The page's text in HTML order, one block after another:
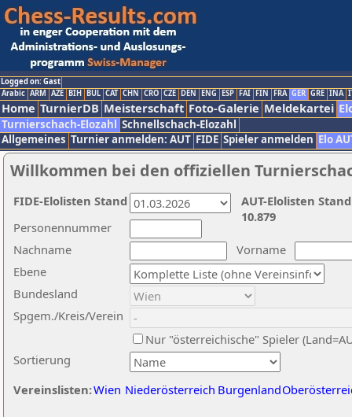
Logged on: Gast
Arabic ARM AZE BIH BUL CAT CHN CRO CZE DEN ENG ESP FAI FIN FRA GER GRE INA
Home TurnierDB Meisterschaft Foto-Galerie Meldekartei
Turnierschach-Elozahl Schnellschach-Elozahl
Allgemeines Turnier anmelden: AUT FIDE Spieler anmelden Elo
Willkommen bei den offiziellen
Nachname
Vorname
Ebene
Sortierung
Personennummer
Bundesland
Spgem./Kreis/Verein
Nur "österreichische" Spieler
Vereinslisten:Wien Niederösterreich Burgenland
AUT-Elolisten
10.879
FIDE-Elolisten Stand